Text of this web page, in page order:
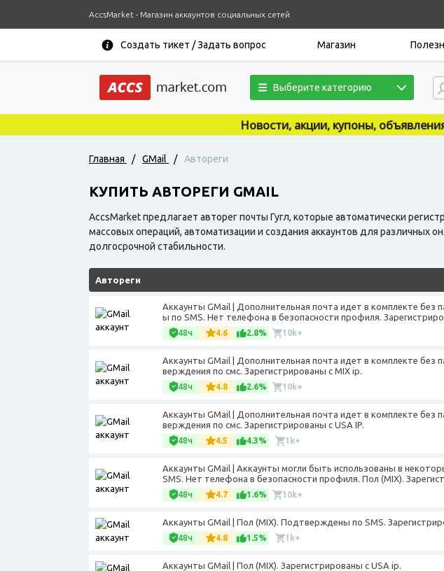
AccsMarket - Магазин аккаунтов социальных сетей
Создать тикет / Задать вопрос Магазин
Выберите категорию
Новости, акции, купоны, объявления публикуются
Главная / GMail / Автореги
КУПИТЬ АВТОРЕГИ GMAIL
AccsMarket предлагает авторег почты Гугл, которые автоматически
массовых операций, автоматизации и создания аккаунтов для различных
долгосрочной стабильности.
Автореги
Аккаунты GMail | Дополнительная почта идет в комплекте без
ы по SMS. Нет телефона в безопасности профиля.
48ч 4.6 2.8% 10k+
Аккаунты GMail | Дополнительная почта идет в комплекте без
верждения по смс. Зарегистрированы с MIX ip.
48ч 4.8 2.6% 10k+
Аккаунты GMail | Дополнительная почта идет в комплекте без
верждения по смс. Зарегистрированы с USA IP.
48ч 4.5 4.3% 1k+
Аккаунты GMail | Аккаунты могли быть использованы в
SMS. Нет телефона в безопасности профиля. Пол (MIX).
48ч 4.7 1.6% 10k+
Аккаунты GMail | Пол (MIX). Подтверждены по SMS.
48ч 4.8 1.5% 1k+
Аккаунты GMail | Пол (МIX). Зарегистрированы с USA ip.